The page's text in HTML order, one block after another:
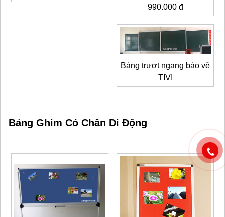
990.000 đ
Bảng trượt ngang bảo vệ
TIVI
Bảng Ghim Có Chân Di Động